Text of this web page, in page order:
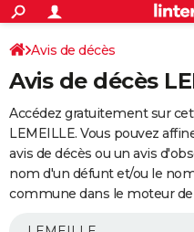
ACTUALITÉS
Politique
Société
Faits Divers
Education
Monde
Villes
+
SPORT
Coupe du monde 2026
Football
Tennis
Cyclisme
Rugby
Forum
Programme TV
TNTStreaming
Cinéma
Sorties cinéma
Musique
+FINANCE
Retraite
Epargne
Immobilier
Risques naturels par ville
Banque
Assurance
AUTO
Essais
Réserver un essai
Citadines
Berlines
SUV
Forum auto
+
Avis de décès
Avis de décès
Accédez gratuitement sur
LEMEILLE. Vous pouvez
avis de décès ou un avis
nom d'un défunt et/ou le
commune dans le moteur